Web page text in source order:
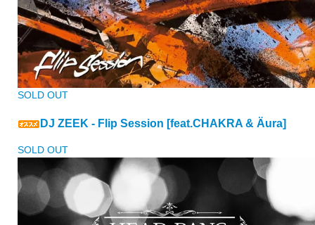
SOLD OUT
DJ ZEEK - Flip Session [feat.CHAKRA & Äura]
SOLD OUT